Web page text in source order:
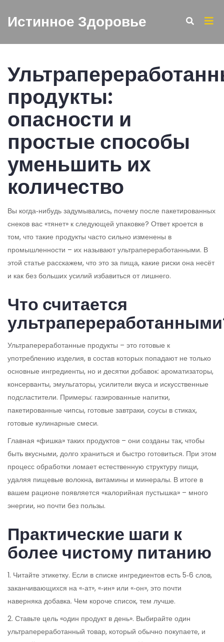
Истинное Здоровье
продукты:
опасности и
простые способы
уменьшить их
количество
Вы когда‑нибудь задумывались, почему после пакетированных
снеков вас «тянет» к следующей упаковке? Ответ кроется в
том, что такие продукты часто сильно изменены в
промышленности – их называют ультрапереработанными. В
этой статье расскажем, что это за пища, какие риски она несёт
и как без больших усилий избавиться от лишнего.
Что считается
Ультрапереработанные продукты – это готовые к
употреблению изделия, в состав которых попадают не только
основные ингредиенты, но и десятки добавок: ароматизаторы,
консерванты, эмульгаторы, усилители вкуса и искусственные
подсластители. Примеры: газированные напитки,
пакетированные чипсы, готовые завтраки, соусы в стиках,
готовые кулинарные смеси.
Главная «фишка» таких продуктов – они созданы так, чтобы
быть вкусными, долго храниться и быстро готовиться. При этом
процесс обработки ломает естественную структуру пищи,
удаляя пищевые волокна, витамины и минералы. В итоге в
вашем рационе появляется «калорийная пустышка» – много
энергии, но почти без пользы.
Практические шаги к
более чистому питанию
1. Читайте этикетку. Если в списке ингредиентов есть 5‑6 слов,
заканчивающихся на «‑ат», «‑ин» или «‑он», это почти
наверняка добавка. Чем короче список, тем лучше.
2. Ставьте цель «один продукт в день». Выбирайте один
ультрапереработанный товар, который обычно покупаете, и